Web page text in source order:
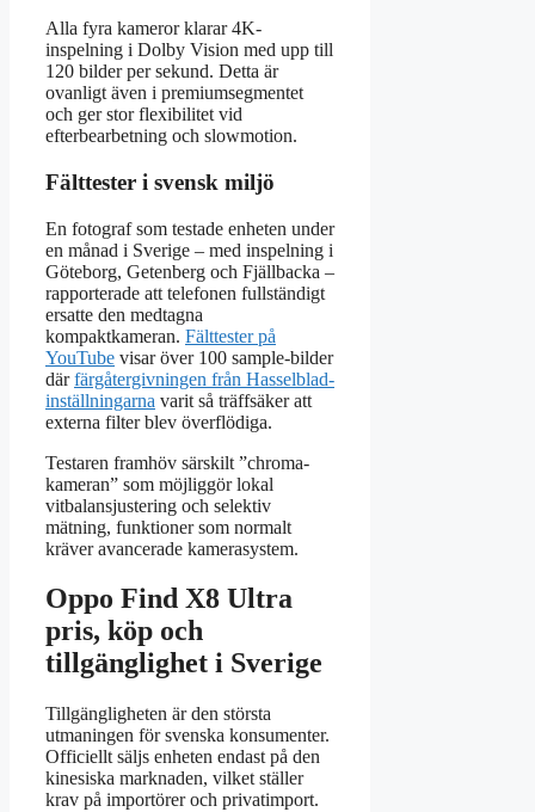
Alla fyra kameror klarar 4K-
inspelning i Dolby Vision med upp till
120 bilder per sekund. Detta är
ovanligt även i premiumsegmentet
och ger stor flexibilitet vid
efterbearbetning och slowmotion.
Fälttester i svensk miljö
En fotograf som testade enheten under
en månad i Sverige – med inspelning i
Göteborg, Getenberg och Fjällbacka –
rapporterade att telefonen fullständigt
ersatte den medtagna
kompaktkameran. Fälttester på
YouTube visar över 100 sample-bilder
därfärgåtergivningen från Hasselblad-
inställningarna varit så träffsäker att
externa filter blev överflödiga.
Testaren framhöv särskilt ”chroma-
kameran” som möjliggör lokal
vitbalansjustering och selektiv
mätning, funktioner som normalt
kräver avancerade kamerasystem.
Oppo Find X8 Ultra
pris, köp och
tillgänglighet i Sverige
Tillgängligheten är den största
utmaningen för svenska konsumenter.
Officiellt säljs enheten endast på den
kinesiska marknaden, vilket ställer
krav på importörer och privatimport.